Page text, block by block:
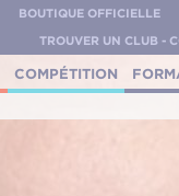
BOUTIQUE OFFICIELLE
TROUVER UN CLUB -
COMPÉTITION